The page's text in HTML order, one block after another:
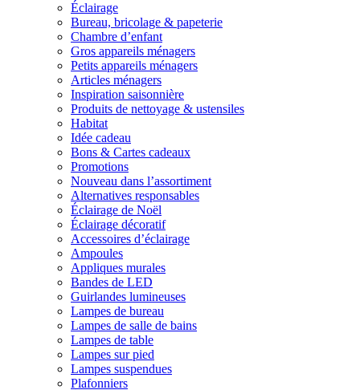
Éclairage
Bureau, bricolage & papeterie
Chambre d’enfant
Gros appareils ménagers
Petits appareils ménagers
Articles ménagers
Inspiration saisonnière
Produits de nettoyage & ustensiles
Habitat
Idée cadeau
Bons & Cartes cadeaux
Promotions
Nouveau dans l’assortiment
Alternatives responsables
Éclairage de Noël
Éclairage décoratif
Accessoires d’éclairage
Ampoules
Appliques murales
Bandes de LED
Guirlandes lumineuses
Lampes de bureau
Lampes de salle de bains
Lampes de table
Lampes sur pied
Lampes suspendues
Plafonniers